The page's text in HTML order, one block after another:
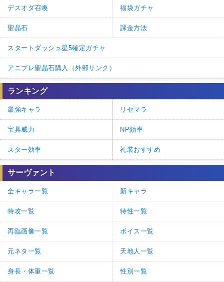
デスオダ召喚 福袋ガチャ
聖晶石 課金方法
スタートダッシュ星5確定ガチャ
アニプレ聖晶石購入（外部リンク）
ランキング
最強キャラ リセマラ
宝具威力 NP効率
スター効率 礼装おすすめ
サーヴァント
全キャラ一覧 新キャラ
特攻一覧 特性一覧
再臨画像一覧 ボイス一覧
元ネタ一覧 天地人一覧
身長・体重一覧 性別一覧